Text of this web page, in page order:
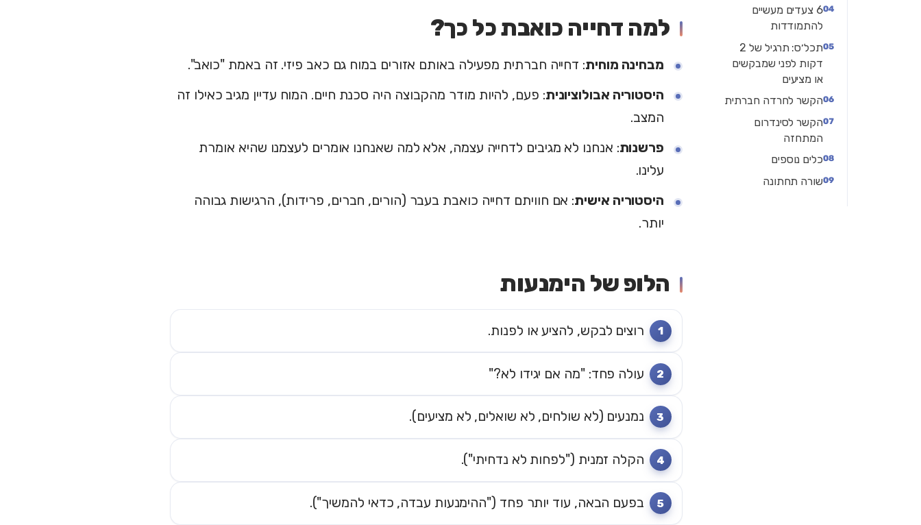
6 צעדים מעשיים
להתמודדות
תכל׳ס: תרגיל של 2
דקות לפני שמבקשים
או מציעים
הקשר לחרדה חברתית
הקשר לסינדרום
המתחזה
כלים נוספים
שורה תחתונה
למה דחייה כואבת כל כך?
מבחינה מוחית: דחייה חברתית מפעילה באותם אזורים במוח גם כאב פיזי. זה באמת "כואב".
היסטוריה אבולוציונית: פעם, להיות מודר מהקבוצה היה סכנת חיים. המוח עדיין מגיב כאילו זה
המצב.
פרשנות: אנחנו לא מגיבים לדחייה עצמה, אלא למה שאנחנו אומרים לעצמנו שהיא אומרת
עלינו.
היסטוריה אישית: אם חוויתם דחייה כואבת בעבר (הורים, חברים, פרידות), הרגישות גבוהה
יותר.
הלופ של הימנעות
רוצים לבקש, להציע או לפנות.
עולה פחד: "מה אם יגידו לא?"
נמנעים (לא שולחים, לא שואלים, לא מציעים).
הקלה זמנית ("לפחות לא נדחיתי").
בפעם הבאה, עוד יותר פחד ("ההימנעות עבדה, כדאי להמשיך").